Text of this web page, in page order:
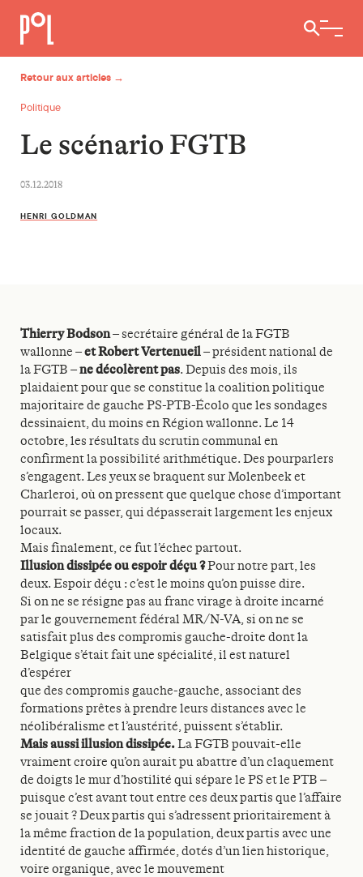
Ouvrir /
Retour aux articles →
Politique
Le scénario FGTB
03.12.2018
HENRI GOLDMAN
Thierry Bodson– secrétaire général de la FGTB
wallonne –et Robert Vertenueil– président national de
la FGTB –ne décolèrent pas. Depuis des mois, ils
plaidaient pour que se constitue la coalition politique
majoritaire de gauche PS-PTB-Écolo que les sondages
dessinaient, du moins en Région wallonne. Le 14
octobre, les résultats du scrutin communal en
confirment la possibilité arithmétique. Des pourparlers
s’engagent. Les yeux se braquent sur Molenbeek et
Charleroi, où on pressent que quelque chose d’important
pourrait se passer, qui dépasserait largement les enjeux
locaux.
Mais finalement, ce fut l’échec partout.
Illusion dissipée ou espoir déçu ?Pour notre part, les
deux. Espoir déçu : c’est le moins qu’on puisse dire.
Si on ne se résigne pas au franc virage à droite incarné
par le gouvernement fédéral MR/N-VA, si on ne se
satisfait plus des compromis gauche-droite dont la
Belgique s’était fait une spécialité, il est naturel
d’espérer
que des compromis gauche-gauche, associant des
formations prêtes à prendre leurs distances avec le
néolibéralisme et l’austérité, puissent s’établir.
Mais aussi illusion dissipée.La FGTB pouvait-elle
vraiment croire qu’on aurait pu abattre d’un claquement
de doigts le mur d’hostilité qui sépare le PS et le PTB –
puisque c’est avant tout entre ces deux partis que l’affaire
se jouait ? Deux partis qui s’adressent prioritairement à
la même fraction de la population, deux partis avec une
identité de gauche affirmée, dotés d’un lien historique,
voire organique, avec le mouvement